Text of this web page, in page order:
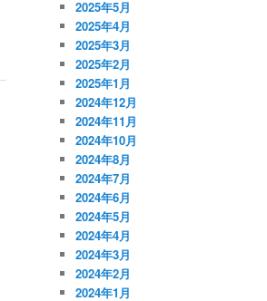
2025年5月
2025年4月
2025年3月
2025年2月
2025年1月
2024年12月
2024年11月
2024年10月
2024年8月
2024年7月
2024年6月
2024年5月
2024年4月
2024年3月
2024年2月
2024年1月